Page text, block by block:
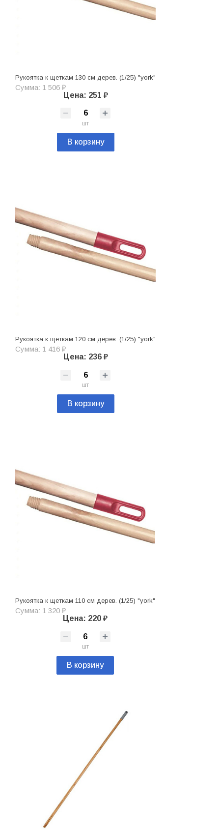
Рукоятка к щеткам 130 см дерев. (1/25) "york"
Сумма: 1 506 ₽
Цена: 251 ₽
шт
В корзину
Рукоятка к щеткам 120 см дерев. (1/25) "york"
Сумма: 1 416 ₽
Цена: 236 ₽
шт
В корзину
Рукоятка к щеткам 110 см дерев. (1/25) "york"
Сумма: 1 320 ₽
Цена: 220 ₽
шт
В корзину